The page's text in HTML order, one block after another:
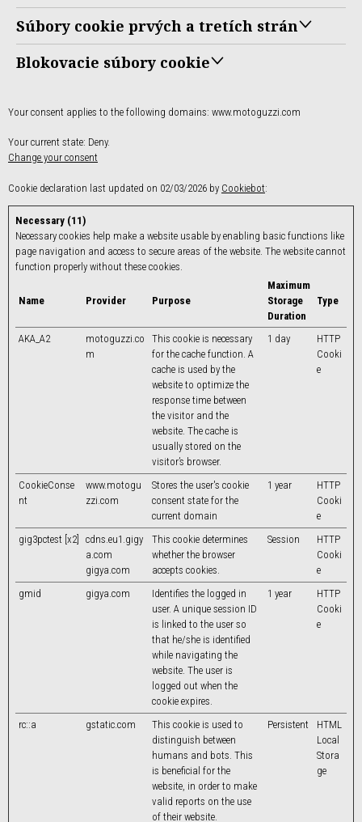
Súbory cookie prvých a tretích strán
Blokovacie súbory cookie
Your consent applies to the following domains: www.motoguzzi.com
Your current state: Deny.
Change your consent
Cookie declaration last updated on 02/03/2026 by Cookiebot:
Necessary (11)
Necessary cookies help make a website usable by enabling basic functions like
page navigation and access to secure areas of the website. The website cannot
function properly without these cookies.
Name Provider Purpose
Maximum
Storage
Duration
Type
AKA_A2
motoguzzi.co
m
This cookie is necessary
for the cache function. A
cache is used by the
website to optimize the
response time between
the visitor and the
website. The cache is
usually stored on the
visitor’s browser.
1 day
HTTP
Cooki
e
CookieConse
nt
www.motogu
zzi.com
Stores the user's cookie
consent state for the
current domain
1 year
HTTP
Cooki
e
gig3pctest [x2]
cdns.eu1.gigy
a.com
gigya.com
This cookie determines
whether the browser
accepts cookies.
Session
HTTP
Cooki
e
gmid
gigya.com
Identifies the logged in
user. A unique session ID
is linked to the user so
that he/she is identified
while navigating the
website. The user is
logged out when the
cookie expires.
1 year
HTTP
Cooki
e
rc::a gstatic.com
This cookie is used to
distinguish between
humans and bots. This
is beneficial for the
website, in order to make
valid reports on the use
of their website.
Persistent
HTML
Local
Stora
ge